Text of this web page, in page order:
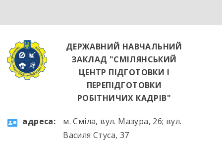
висококваліфікованих майбутніх фахівцях. […]
ДЕРЖАВНИЙ НАВЧАЛЬНИЙ
ЗАКЛАД "СМІЛЯНСЬКИЙ
ЦЕНТР ПІДГОТОВКИ І
ПЕРЕПІДГОТОВКИ
РОБІТНИЧИХ КАДРІВ"
aдресa:
м. Сміла, вул. Мазура, 26; вул.
Василя Стуса, 37